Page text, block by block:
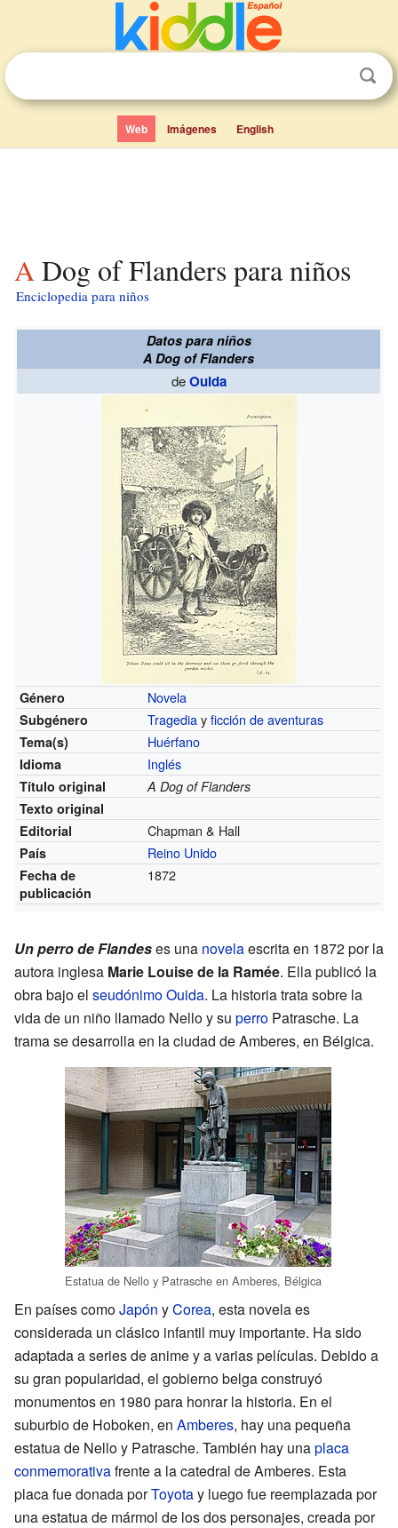
Web Imágenes English
A Dog of Flanders para niños
Enciclopedia para niños
Datos para niños
A Dog of Flanders
de Ouida
Género Novela
Subgénero Tragediayficción de aventuras
Tema(s) Huérfano
Idioma Inglés
Título original
A Dog of Flanders
Texto original
Editorial
Chapman & Hall
País Reino Unido
Fecha de
publicación
1872
Un perro de Flandeses una novelaescrita en 1872 por la
autora inglesa Marie Louise de la Ramée. Ella publicó la
obra bajo el seudónimoOuida. La historia trata sobre la
vida de un niño llamado Nello y su perro Patrasche. La
trama se desarrolla en la ciudad de Amberes, en Bélgica.
Estatua de Nello y Patrasche en Amberes, Bélgica
En países comoJapón yCorea, esta novela es
considerada un clásico infantil muy importante. Ha sido
adaptada a series de anime y a varias películas. Debido a
su gran popularidad, el gobierno belga construyó
monumentos en 1980 para honrar la historia. En el
suburbio de Hoboken, en Amberes, hay una pequeña
estatua de Nello y Patrasche. También hay unaplaca
conmemorativafrente a la catedral de Amberes. Esta
placa fue donada porToyotay luego fue reemplazada por
una estatua de mármol de los dos personajes, creada por